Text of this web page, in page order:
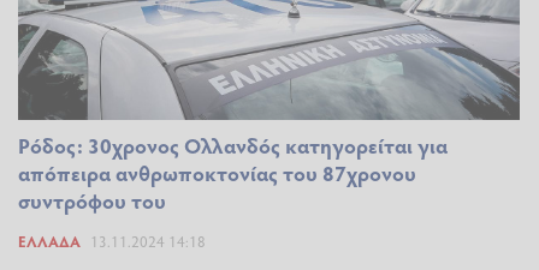
Ρόδος: 30χρονος Ολλανδός κατηγορείται για
απόπειρα ανθρωποκτονίας του 87χρονου
συντρόφου του
ΕΛΛΆΔΑ 13.11.2024 14:18